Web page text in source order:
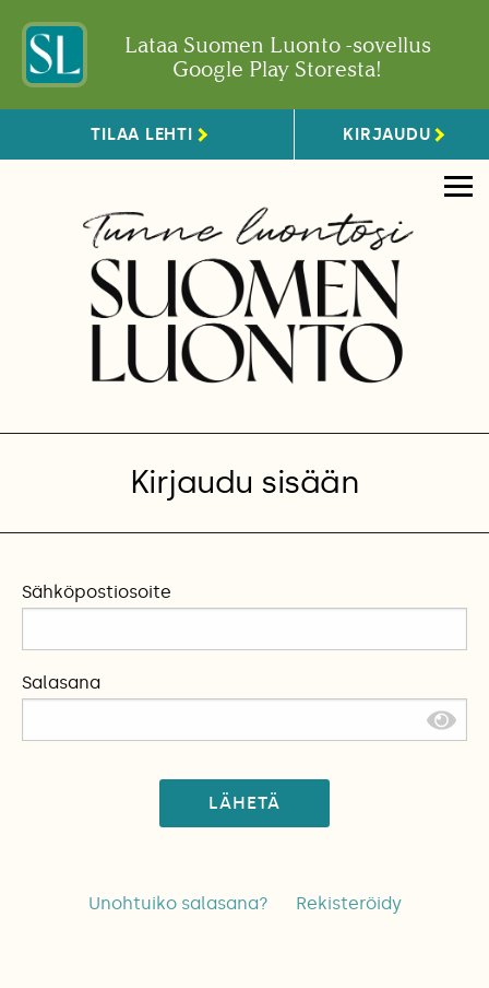
Lataa Suomen Luonto -sovellus
Google Play Storesta!
TILAA LEHTI KIRJAUDU
Kirjaudu sisään
Sähköpostiosoite
Salasana
LÄHETÄ
Unohtuiko salasana? Rekisteröidy